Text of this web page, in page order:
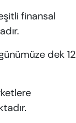
finansal
dek 12